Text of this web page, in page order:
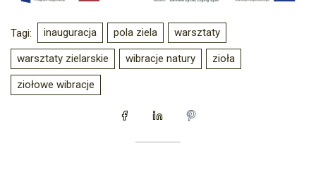
Tagi: inauguracja pola ziela warsztaty
warsztaty zielarskie wibracje natury zioła
ziołowe wibracje